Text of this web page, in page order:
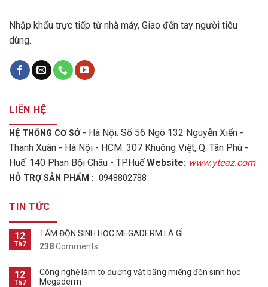
Nhập khẩu trực tiếp từ nhà máy, Giao đến tay người tiêu
dùng.
LIÊN HỆ
HỆ THỐNG CƠ SỞ - Hà Nội: Số 56 Ngõ 132 Nguyễn Xiển -
Thanh Xuân - Hà Nội - HCM: 307 Khuông Việt, Q. Tân Phú -
Huế: 140 Phan Bội Châu - TP.HuếWebsite: www.yteaz.com
HỖ TRỢ SẢN PHẨM : 0948802788
TIN TỨC
12
Th7
TẤM ĐỘN SINH HỌC MEGADERM LÀ GÌ
238Comments
12
Th7
Công nghệ làm to dương vật bằng miếng độn sinh học
Megaderm